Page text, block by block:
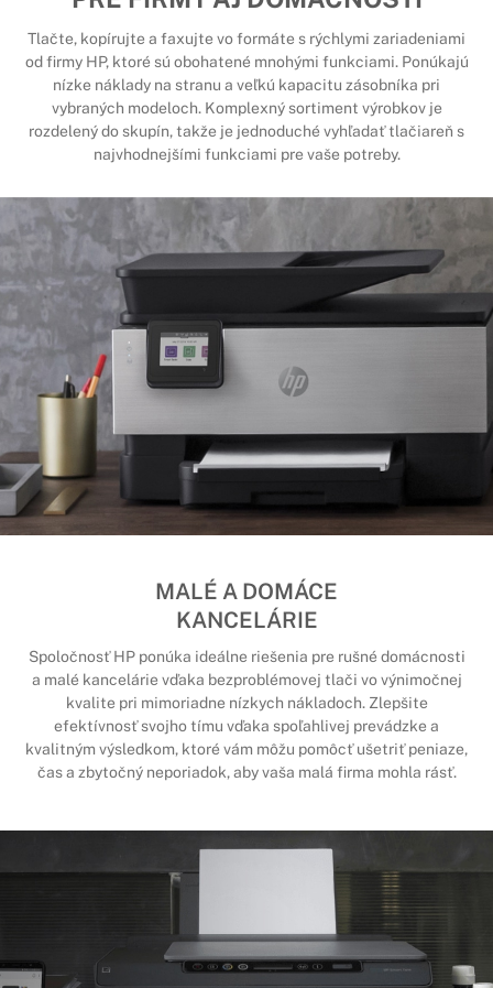
Tlačte, kopírujte a faxujte vo formáte s rýchlymi zariadeniami
od firmy HP, ktoré sú obohatené mnohými funkciami. Ponúkajú
nízke náklady na stranu a veľkú kapacitu zásobníka pri
vybraných modeloch. Komplexný sortiment výrobkov je
rozdelený do skupín, takže je jednoduché vyhľadať tlačiareň s
najvhodnejšími funkciami pre vaše potreby.
MALÉ A DOMÁCE
KANCELÁRIE
Spoločnosť HP ponúka ideálne riešenia pre rušné domácnosti
a malé kancelárie vďaka bezproblémovej tlači vo výnimočnej
kvalite pri mimoriadne nízkych nákladoch. Zlepšite
efektívnosť svojho tímu vďaka spoľahlivej prevádzke a
kvalitným výsledkom, ktoré vám môžu pomôcť ušetriť peniaze,
čas a zbytočný neporiadok, aby vaša malá firma mohla rásť.